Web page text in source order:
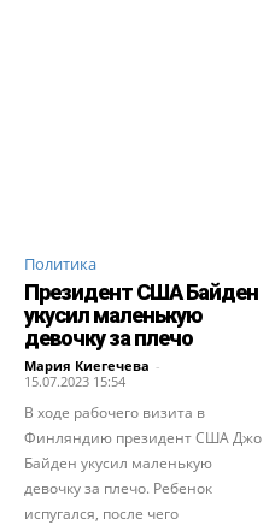
Политика
Президент США Байден
укусил маленькую
девочку за плечо
Мария Киегечева -
15.07.2023 15:54
В ходе рабочего визита в
Финляндию президент США Джо
Байден укусил маленькую
девочку за плечо. Ребенок
испугался, после чего